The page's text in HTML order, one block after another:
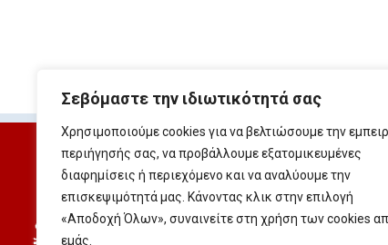
Σεβόμαστε την ιδιωτικότητά σας
Χρησιμοποιούμε cookies για να βελτιώσουμε την
περιήγησής σας, να προβάλλουμε εξατομικευμένες
διαφημίσεις ή περιεχόμενο και να αναλύουμε την
επισκεψιμότητά μας. Κάνοντας κλικ στην επιλογή
«Αποδοχή Όλων», συναινείτε στη χρήση των cookies
εμάς.
Centre of International and
MoKE
Address: P.O. Box 22414, 51101